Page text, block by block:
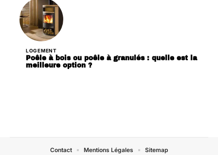
LOGEMENT
Poêle à bois ou poêle à granulés : quelle est la
meilleure option ?
Contact Mentions Légales Sitemap